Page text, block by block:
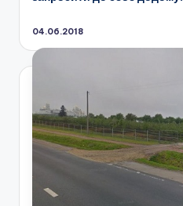
04.06.2018